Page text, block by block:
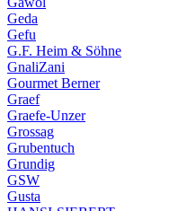
Geda
Gefu
G.F. Heim & Söhne
GnaliZani
Gourmet Berner
Graef
Graefe-Unzer
Grossag
Grubentuch
Grundig
GSW
Gusta